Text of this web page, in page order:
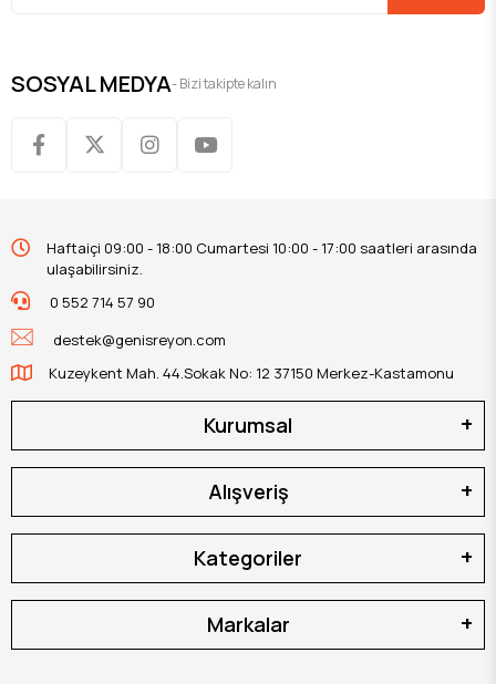
SOSYAL MEDYA- Bizi takipte kalın
Haftaiçi 09:00 - 18:00 Cumartesi 10:00 - 17:00 saatleri arasında
ulaşabilirsiniz.
0 552 714 57 90
destek@genisreyon.com
Kuzeykent Mah. 44.Sokak No: 12 37150 Merkez-Kastamonu
Kurumsal
Alışveriş
Kategoriler
Markalar